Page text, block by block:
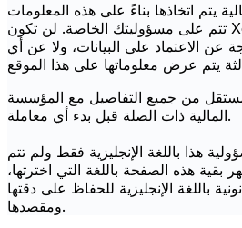
يتم اتخاذها بناءً على هذه المعلومات
تتم على مسؤوليتك الخاصة. لن تكون Xe مسؤولة عن أي خسارة،
عن الاعتماد على البيانات، ولا عن أي
من جميع التفاصيل مع المؤسسة
المالية ذات الصلة قبل بدء أي معاملة.
هذا باللغة الإنجليزية فقط ولم تتم
هذه الصفحة باللغة التي اخترتها،
باللغة الإنجليزية للحفاظ على دقتها
ومقصدها.